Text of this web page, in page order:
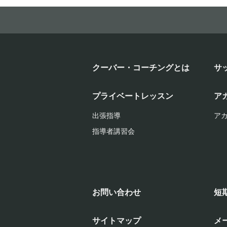
クーバー・コーチングとは サ
プライベートレッスン
出張指導
指導者講習会
ア
ア
お問い合わせ 短
サイトマップ メ